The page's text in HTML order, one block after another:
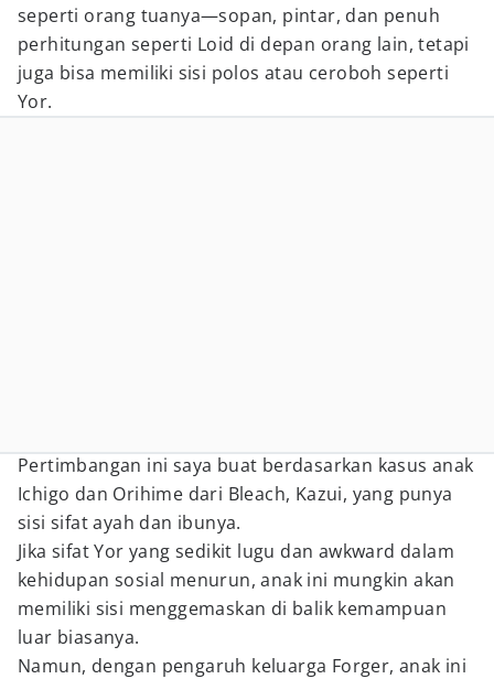
seperti orang tuanya—sopan, pintar, dan penuh
perhitungan seperti Loid di depan orang lain, tetapi
juga bisa memiliki sisi polos atau ceroboh seperti
Yor.
Pertimbangan ini saya buat berdasarkan kasus anak
Ichigo dan Orihime dari Bleach, Kazui, yang punya
sisi sifat ayah dan ibunya.
Jika sifat Yor yang sedikit lugu dan awkward dalam
kehidupan sosial menurun, anak ini mungkin akan
memiliki sisi menggemaskan di balik kemampuan
luar biasanya.
Namun, dengan pengaruh keluarga Forger, anak ini